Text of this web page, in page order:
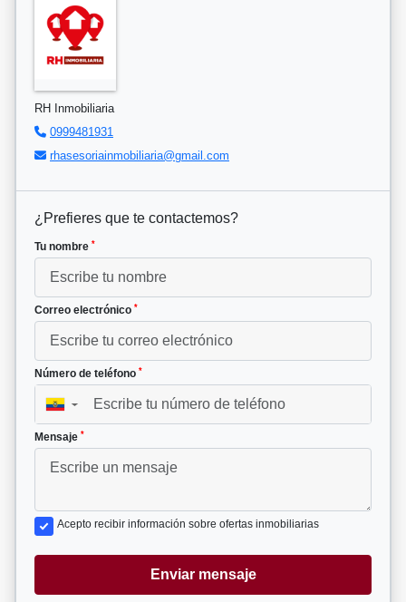
RH Inmobiliaria
0999481931
rhasesoriainmobiliaria@gmail.com
¿Prefieres que te contactemos?
Tu nombre *
Correo electrónico *
Número de teléfono *
▼
Mensaje *
Acepto recibir información sobre ofertas inmobiliarias
Enviar mensaje